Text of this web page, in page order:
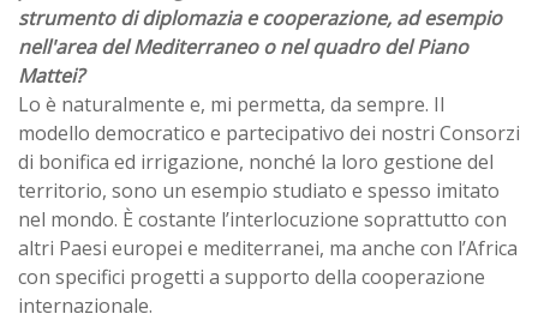
strumento di diplomazia e cooperazione, ad esempio
nell'area del Mediterraneo o nel quadro del Piano
Mattei?
Lo è naturalmente e, mi permetta, da sempre. Il
modello democratico e partecipativo dei nostri Consorzi
di bonifica ed irrigazione, nonché la loro gestione del
territorio, sono un esempio studiato e spesso imitato
nel mondo. È costante l’interlocuzione soprattutto con
altri Paesi europei e mediterranei, ma anche con l’Africa
con specifici progetti a supporto della cooperazione
internazionale.